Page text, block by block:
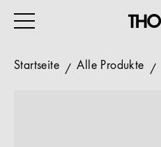
Startseite Alle Produkte